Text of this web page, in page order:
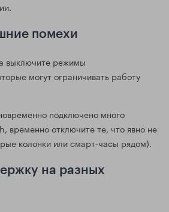
помехи
выключите режимы
могут ограничивать работу
подключено много
временно отключите те, что явно не
колонки или смарт‑часы рядом).
на разных